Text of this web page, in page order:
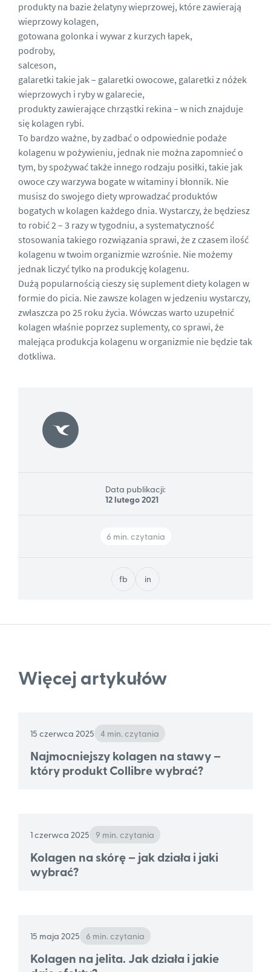
produkty na bazie żelatyny wieprzowej, które zawierają
wieprzowy kolagen,
gotowana golonka i wywar z kurzych łapek,
podroby,
salceson,
galaretki takie jak – galaretki owocowe, galaretki z nóżek
wieprzowych i ryby w galarecie,
produkty zawierającechrząstki rekina – w nich znajduje
się kolagen rybi.
To bardzo ważne, by zadbać o odpowiednie podaże
kolagenu w pożywieniu, jednak nie można zapomnieć o
tym, by spożywać także innego rodzaju posiłki, takie jak
owoce czy warzywa bogate w witaminy i błonnik. Nie
musisz do swojego diety wprowadzać produktów
bogatych w kolagen każdego dnia. Wystarczy, że będziesz
to robić 2 – 3 razy w tygodniu, a systematyczność
stosowania takiego rozwiązania sprawi, że z czasem ilość
kolagenu w twoim organizmie wzrośnie. Nie możemy
jednak liczyć tylko na produkcję kolagenu.
Dużą popularnością cieszy sięsuplement diety kolagen w
formie do picia. Nie zawsze kolagen w jedzeniu wystarczy,
zwłaszcza po 25 roku życia. Wówczas warto uzupełnić
kolagen właśnie poprzez suplementy, co sprawi, że
malejąca produkcja kolagenu w organizmie nie będzie tak
dotkliwa.
Data publikacji:
12 lutego 2021
6 min. czytania
fb in
Więcej artykułów
15 czerwca 2025 4 min. czytania
Najmocniejszy kolagen na stawy –
który produkt Collibre wybrać?
1 czerwca 2025 9 min. czytania
Kolagen na skórę – jak działa i jaki
wybrać?
15 maja 2025 6 min. czytania
Kolagen na jelita. Jak działa i jakie